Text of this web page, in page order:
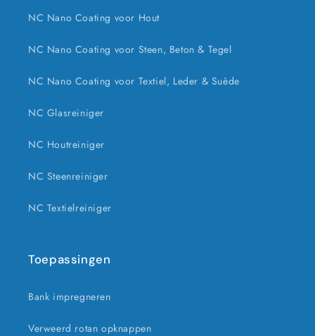
NC Nano Coating voor Hout
NC Nano Coating voor Steen, Beton & Tegel
NC Nano Coating voor Textiel, Leder & Suède
NC Glasreiniger
NC Houtreiniger
NC Steenreiniger
NC Textielreiniger
Toepassingen
Bank impregneren
Verweerd rotan opknappen